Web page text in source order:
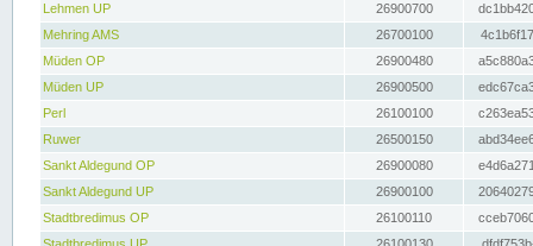
Lehmen UP
26900700
Mehring AMS
26700100
Müden OP
26900480
Müden UP
26900500
Perl
26100100
Ruwer
26500150
Sankt Aldegund OP
26900080
Sankt Aldegund UP
26900100
Stadtbredimus OP
26100110